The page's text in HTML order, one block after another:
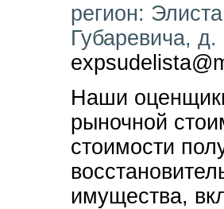
регион:
Губаревича,
Наши
рыночной
стоимости
имущества,